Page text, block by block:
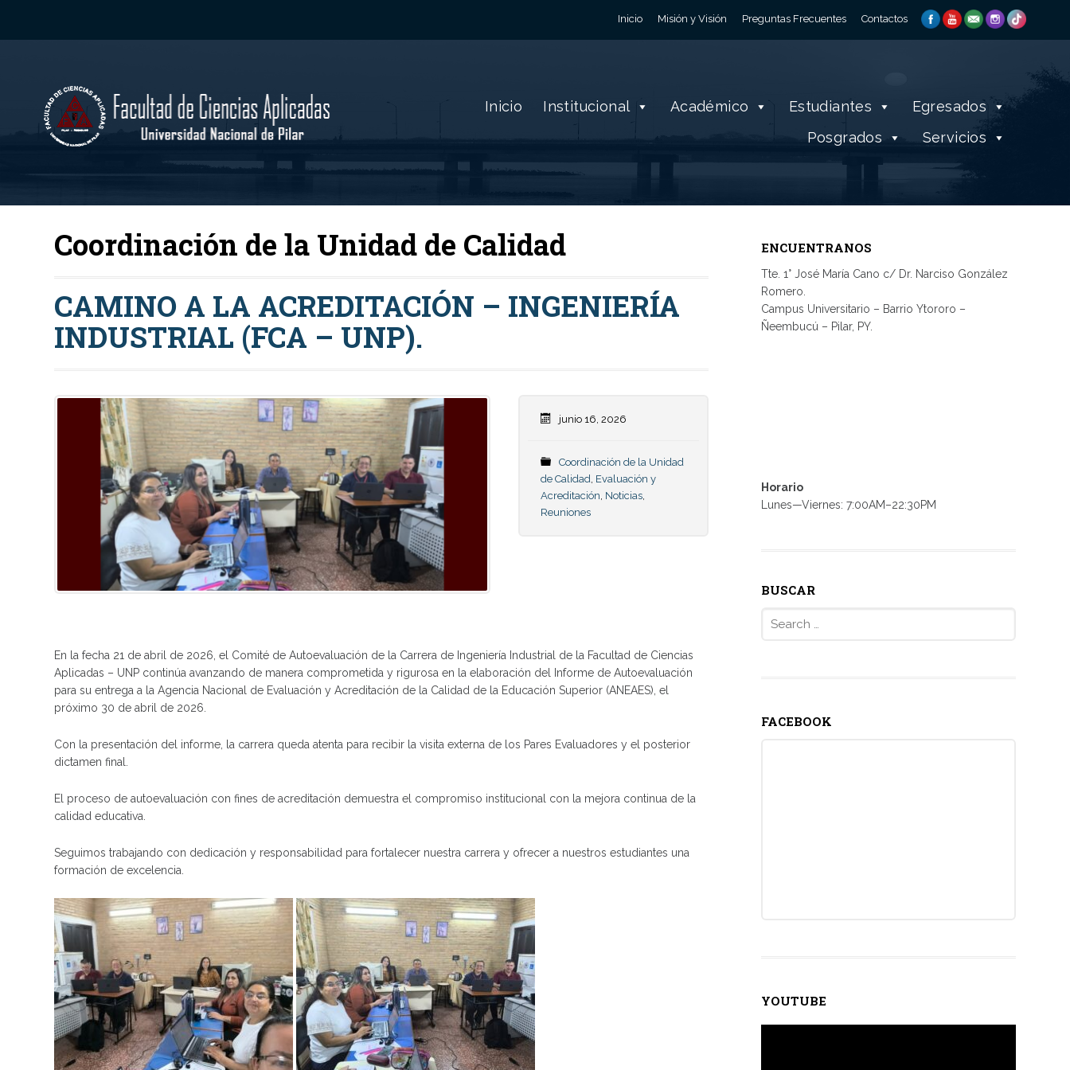
Inicio Misión y Visión Preguntas Frecuentes Contactos
Inicio Institucional Académico Estudiantes
Egresados
Posgrados
Servicios
Coordinación de la Unidad de Calidad
CAMINO A LA ACREDITACIÓN – INGENIERÍA
INDUSTRIAL (FCA – UNP).
junio 16, 2026
Coordinación de la Unidad
de Calidad, Evaluación y
Acreditación, Noticias,
Reuniones
En la fecha 21 de abril de 2026, el Comité de Autoevaluación de la Carrera de Ingeniería Industrial de la Facultad de Ciencias
Aplicadas – UNP continúa avanzando de manera comprometida y rigurosa en la elaboración del Informe de Autoevaluación
para su entrega a la Agencia Nacional de Evaluación y Acreditación de la Calidad de la Educación Superior (ANEAES), el
próximo 30 de abril de 2026.
Con la presentación del informe, la carrera queda atenta para recibir la visita externa de los Pares Evaluadores y el posterior
dictamen final.
El proceso de autoevaluación con fines de acreditación demuestra el compromiso institucional con la mejora continua de la
calidad educativa.
Seguimos trabajando con dedicación y responsabilidad para fortalecer nuestra carrera y ofrecer a nuestros estudiantes una
formación de excelencia.
ENCUENTRANOS
Tte. 1° José María Cano c/ Dr. Narciso González
Romero.
Campus Universitario – Barrio Ytororo –
Ñeembucú – Pilar, PY.
Horario
Lunes—Viernes: 7:00AM–22:30PM
BUSCAR
FACEBOOK
YOUTUBE